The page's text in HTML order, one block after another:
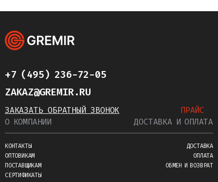
+7 (495) 236-72-05
ZAKAZ@GREMIR.RU
ЗАКАЗАТЬ ОБРАТНЫЙ ЗВОНОК
ПРАЙС
О КОМПАНИИ
КОНТАКТЫ
ОПТОВИКАМ
ПОСТАВЩИКАМ
СЕРТИФИКАТЫ
ДОСТАВКА И ОПЛАТА
ДОСТАВКА
ОПЛАТА
ОБМЕН И ВОЗВРАТ